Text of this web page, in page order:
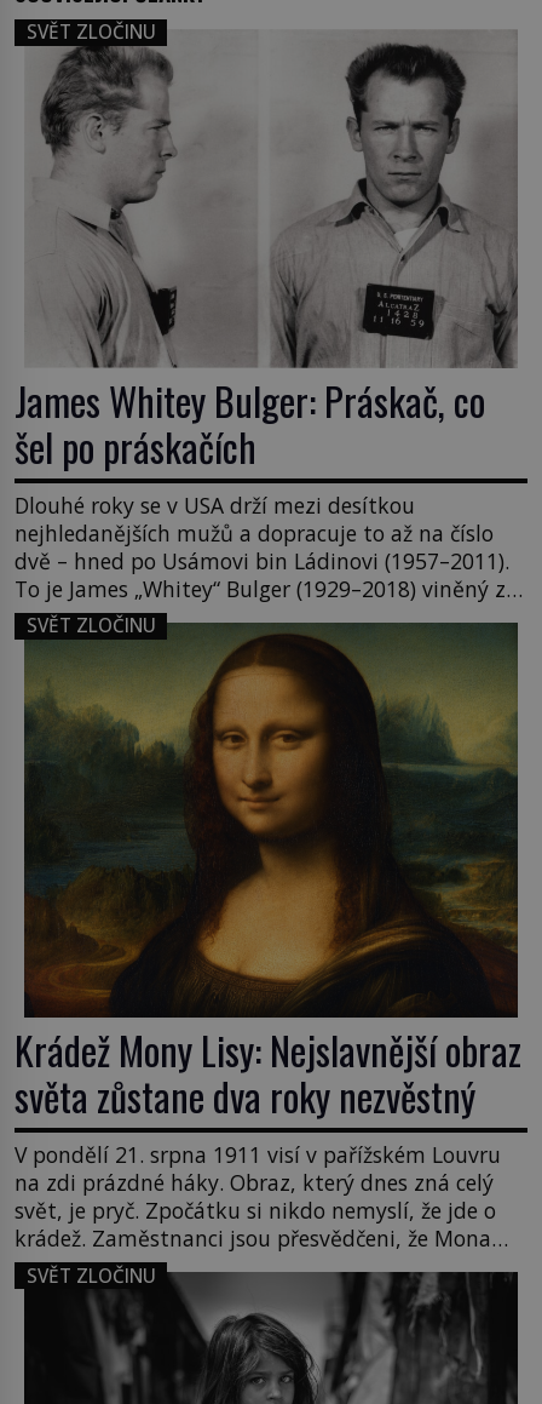
SVĚT ZLOČINU
James Whitey Bulger: Práskač, co
šel po práskačích
Dlouhé roky se v USA drží mezi desítkou
nejhledanějších mužů a dopracuje to až na číslo
dvě – hned po Usámovi bin Ládinovi (1957–2011).
To je James „Whitey“ Bulger (1929–2018) viněný ze
spoluúčasti na 19 vraždách, vydírání a lichvy. A
samozřejmě, krom toho je ještě drogový dealer,
který neváhá odstranit z cesty všechny práskače,
zatímco […]
SVĚT ZLOČINU
Krádež Mony Lisy: Nejslavnější obraz
světa zůstane dva roky nezvěstný
V pondělí 21. srpna 1911 visí v pařížském Louvru
na zdi prázdné háky. Obraz, který dnes zná celý
svět, je pryč. Zpočátku si nikdo nemyslí, že jde o
krádež. Zaměstnanci jsou přesvědčeni, že Mona
Lisa je jen v restaurátorské dílně nebo u fotografa.
Když se ukáže pravda, propukne jeden z největších
honů na zloděje v […]
SVĚT ZLOČINU